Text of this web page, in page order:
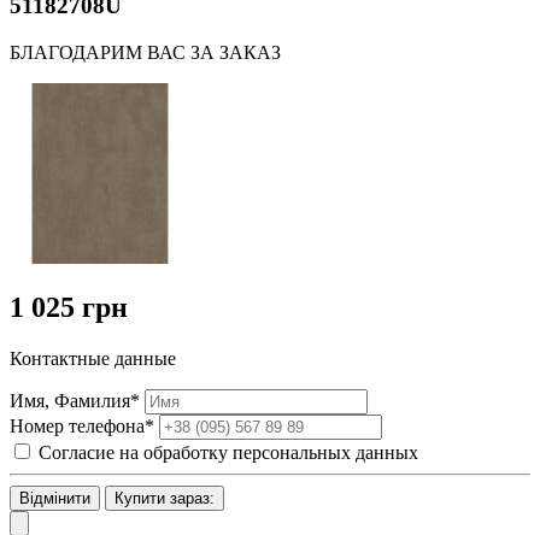
51182708U
БЛАГОДАРИМ ВАС ЗА ЗАКАЗ
1 025 грн
Контактные данные
Имя, Фамилия*
Номер телефона*
Согласие на обработку персональных данных
Відмінити Купити зараз: